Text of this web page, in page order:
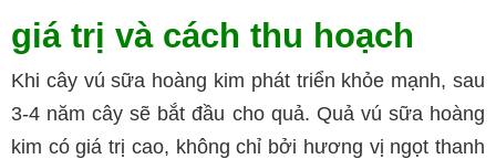
giá trị và cách thu hoạch
Khi cây vú sữa hoàng kim phát triển khỏe mạnh, sau
3-4 năm cây sẽ bắt đầu cho quả. Quả vú sữa hoàng
kim có giá trị cao, không chỉ bởi hương vị ngọt thanh